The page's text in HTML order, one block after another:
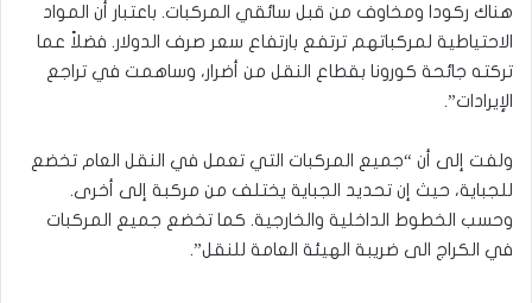
هناك ركودا ومخاوف من قبل سائقي المركبات. باعتبار أن المواد
الاحتياطية لمركباتهم ترتفع بارتفاع سعر صرف الدولار. فضلاً عما
تركته جائحة كورونا بقطاع النقل من أضرار، وساهمت في تراجع
الإيرادات”.
ولفت إلى أن “جميع المركبات التي تعمل في النقل العام تخضع
للجباية، حيث إن تحديد الجباية يختلف من مركبة إلى أخرى.
وحسب الخطوط الداخلية والخارجية. كما تخضع جميع المركبات
في الكراج الى ضريبة الهيئة العامة للنقل”.